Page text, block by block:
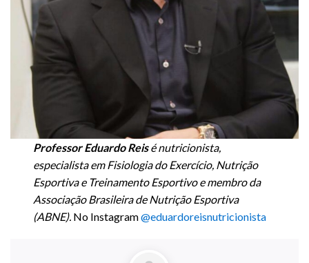
Professor Eduardo Reisé nutricionista,
especialista em Fisiologia do Exercício, Nutrição
Esportiva e Treinamento Esportivo e membro da
Associação Brasileira de Nutrição Esportiva
(ABNE). No Instagram@eduardoreisnutricionista